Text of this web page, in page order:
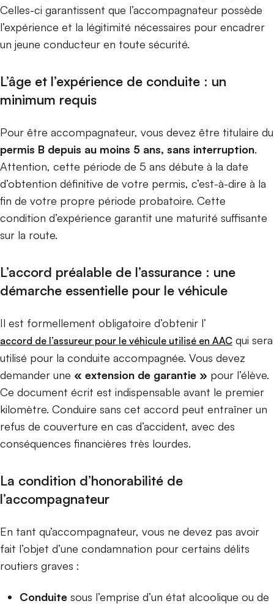
Celles-ci garantissent que l’accompagnateur possède
l’expérience et la légitimité nécessaires pour encadrer
un jeune conducteur en toute sécurité.
L’âge et l’expérience de conduite : un
minimum requis
Pour être accompagnateur, vous devez être titulaire du
permis B depuis au moins 5 ans, sans interruption.
Attention, cette période de 5 ans débute à la date
d’obtention définitive de votre permis, c’est-à-dire à la
fin de votre propre période probatoire. Cette
condition d’expérience garantit une maturité suffisante
sur la route.
L’accord préalable de l’assurance : une
démarche essentielle pour le véhicule
Il est formellement obligatoire d’obtenir l’
accord de l’assureur pour le véhicule utilisé en AAC qui sera
utilisé pour la conduite accompagnée. Vous devez
demander une « extension de garantie » pour l’élève.
Ce document écrit est indispensable avant le premier
kilomètre. Conduire sans cet accord peut entraîner un
refus de couverture en cas d’accident, avec des
conséquences financières très lourdes.
La condition d’honorabilité de
l’accompagnateur
En tant qu’accompagnateur, vous ne devez pas avoir
fait l’objet d’une condamnation pour certains délits
routiers graves :
Conduite sous l’emprise d’un état alcoolique ou de